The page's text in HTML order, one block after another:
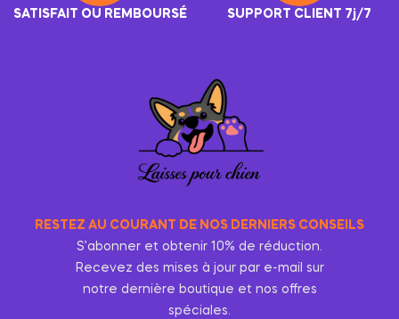
SATISFAIT OU REMBOURSÉ SUPPORT CLIENT 7j/7
RESTEZ AU COURANT DE NOS DERNIERS CONSEILS
S’abonner et obtenir 10% de réduction.
Recevez des mises à jour par e-mail sur
notre dernière boutique et nos offres
spéciales.